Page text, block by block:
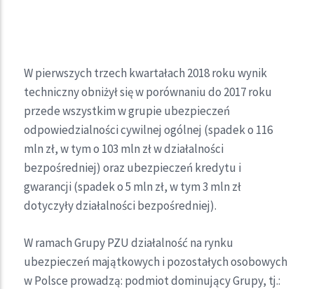
W pierwszych trzech kwartałach 2018 roku wynik
techniczny obniżył się w porównaniu do 2017 roku
przede wszystkim w grupie ubezpieczeń
odpowiedzialności cywilnej ogólnej (spadek o 116
mln zł, w tym o 103 mln zł w działalności
bezpośredniej) oraz ubezpieczeń kredytu i
gwarancji (spadek o 5 mln zł, w tym 3 mln zł
dotyczyły działalności bezpośredniej).
W ramach Grupy PZU działalność na rynku
ubezpieczeń majątkowych i pozostałych osobowych
w Polsce prowadzą: podmiot dominujący Grupy, tj.: